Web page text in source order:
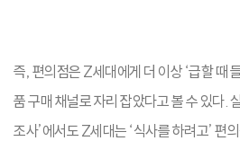
즉, 편의점은 Z세대에게 더 이상 ‘급할 때
품 구매 채널로 자리 잡았다고 볼 수 있다.
조사’에서도 Z세대는 ‘식사를 하려고’ 편